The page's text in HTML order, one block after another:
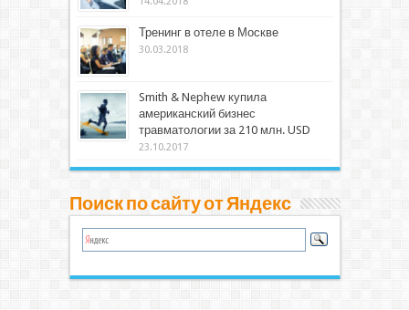
Тренинг в отеле в Москве
30.03.2018
Smith & Nephew купила
американский бизнес
травматологии за 210 млн. USD
23.10.2017
Поиск по сайту от Яндекс